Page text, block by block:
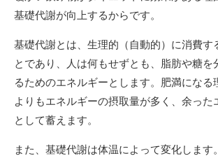
基礎代謝が向上するからです。
基礎代謝とは、生理的（自動的）に消費す
とであり、人は何もせずとも、脂肪や糖を
るためのエネルギーとします。肥満になる
よりもエネルギーの摂取量が多く、余った
として蓄えます。
また、基礎代謝は体温によって変化します